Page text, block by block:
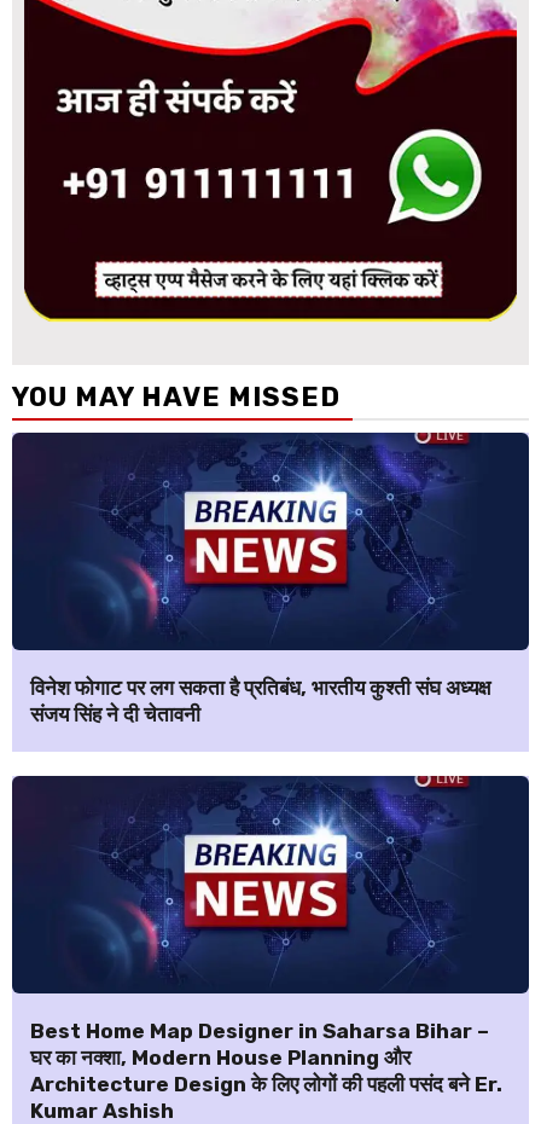
YOU MAY HAVE MISSED
विनेश फोगाट पर लग सकता है प्रतिबंध, भारतीय कुश्ती संघ अध्यक्ष
संजय सिंह ने दी चेतावनी
Best Home Map Designer in Saharsa Bihar –
घर का नक्शा, Modern House Planning और
Architecture Design के लिए लोगों की पहली पसंद बने Er.
Kumar Ashish